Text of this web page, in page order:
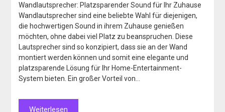
Wandlautsprecher: Platzsparender Sound für Ihr Zuhause
Wandlautsprecher sind eine beliebte Wahl für diejenigen,
die hochwertigen Sound in ihrem Zuhause genießen
möchten, ohne dabei viel Platz zu beanspruchen. Diese
Lautsprecher sind so konzipiert, dass sie an der Wand
montiert werden können und somit eine elegante und
platzsparende Lösung für Ihr Home-Entertainment-
System bieten. Ein großer Vorteil von…
Weiterlesen